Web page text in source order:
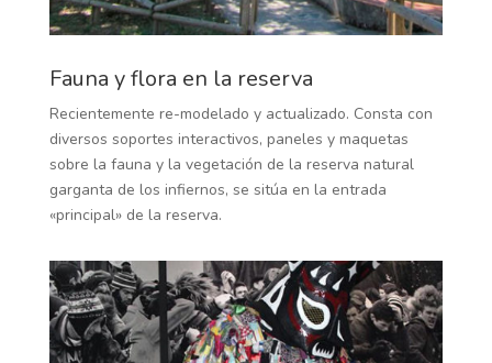
Fauna y flora en la reserva
Recientemente re-modelado y actualizado. Consta con
diversos soportes interactivos, paneles y maquetas
sobre la fauna y la vegetación de la reserva natural
garganta de los infiernos, se sitúa en la entrada
«principal» de la reserva.